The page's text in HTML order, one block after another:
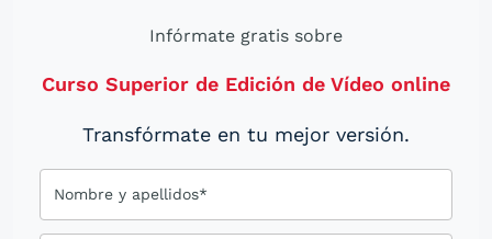
Infórmate gratis sobre
Curso Superior de Edición de Vídeo online
Transfórmate en tu mejor versión.
Nombre y apellidos*